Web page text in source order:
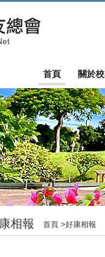
首頁 關於
相報 首頁 >好康相報